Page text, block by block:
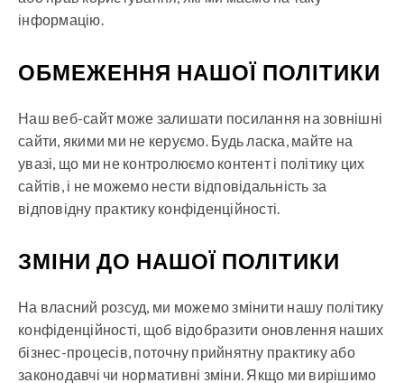
інформацію.
ОБМЕЖЕННЯ НАШОЇ ПОЛІТИКИ
Наш веб-сайт може залишати посилання на зовнішні
сайти, якими ми не керуємо. Будь ласка, майте на
увазі, що ми не контролюємо контент і політику цих
сайтів, і не можемо нести відповідальність за
відповідну практику конфіденційності.
ЗМІНИ ДО НАШОЇ ПОЛІТИКИ
На власний розсуд, ми можемо змінити нашу політику
конфіденційності, щоб відобразити оновлення наших
бізнес-процесів, поточну прийнятну практику або
законодавчі чи нормативні зміни. Якщо ми вирішимо